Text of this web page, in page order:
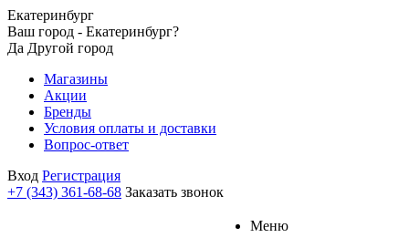
Екатеринбург
Ваш город - Екатеринбург?
Да Другой город
Магазины
Акции
Бренды
Условия оплаты и доставки
Вопрос-ответ
Вход Регистрация
+7 (343) 361-68-68 Заказать звонок
Меню